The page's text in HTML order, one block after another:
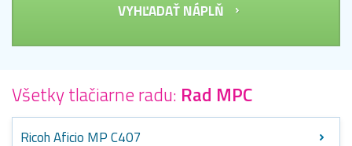
VYHĽADAŤ NÁPLŇ
Všetky tlačiarne radu: Rad MPC
Ricoh Aficio MP C407